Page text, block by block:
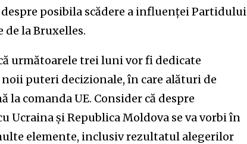
posibila scădere a influenței Partidului
de la Bruxelles.
următoarele trei luni vor fi dedicate
puteri decizionale, în care alături de
comanda UE. Consider că despre
Ucraina și Republica Moldova se va vorbi în
elemente, inclusiv rezultatul alegerilor